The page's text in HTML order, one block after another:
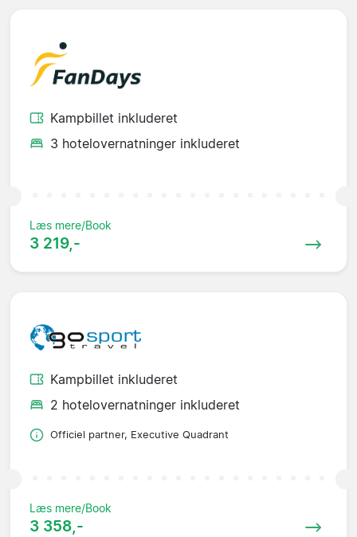
Kampbillet inkluderet
3 hotelovernatninger inkluderet
Læs mere/Book
3 219,-
Kampbillet inkluderet
2 hotelovernatninger inkluderet
Officiel partner, Executive Quadrant
Læs mere/Book
3 358,-